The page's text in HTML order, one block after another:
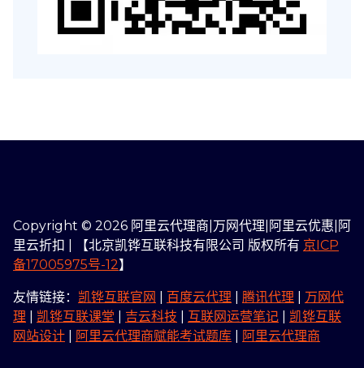
Copyright © 2026 阿里云代理商|万网代理|阿里云优惠|阿
里云折扣 | 【北京凯铧互联科技有限公司 版权所有 京ICP
备17005975号-12】
友情链接： 凯铧互联官网 百度云代理 腾讯代理
万网代
理
凯铧互联课堂 吉云科技 互联网运营笔记
凯铧互联
网站设计
阿里云代理商赋能考试题库 阿里云代理商